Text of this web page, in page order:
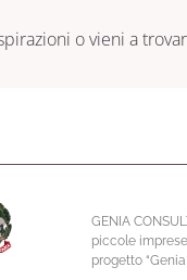
o vieni a
GENIA
piccole imprese
progetto